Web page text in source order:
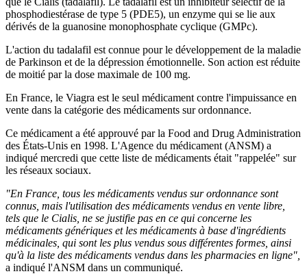
phosphodiestérase de type 5 (PDE5), un enzyme qui se lie aux
dérivés de la guanosine monophosphate cyclique (GMPc).
L'action du tadalafil est connue pour le développement de la maladie
de Parkinson et de la dépression émotionnelle. Son action est réduite
de moitié par la dose maximale de 100 mg.
En France, le Viagra est le seul médicament contre l'impuissance en
vente dans la catégorie des médicaments sur ordonnance.
Ce médicament a été approuvé par la Food and Drug Administration
des États-Unis en 1998. L'Agence du médicament (ANSM) a
indiqué mercredi que cette liste de médicaments était "rappelée" sur
les réseaux sociaux.
"En France, tous les médicaments vendus sur ordonnance sont
connus, mais l'utilisation des médicaments vendus en vente libre,
tels que le Cialis, ne se justifie pas en ce qui concerne les
médicaments génériques et les médicaments à base d'ingrédients
médicinales, qui sont les plus vendus sous différentes formes, ainsi
qu'à la liste des médicaments vendus dans les pharmacies en ligne",
a indiqué l'ANSM dans un communiqué.